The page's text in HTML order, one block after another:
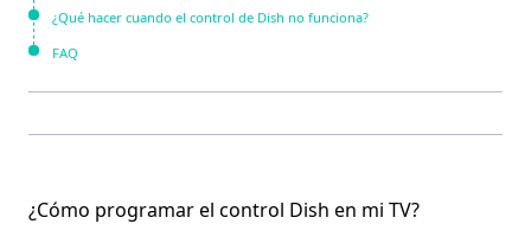
¿Qué hacer cuando el control de Dish no funciona?
FAQ
¿Cómo programar el control Dish en mi TV?